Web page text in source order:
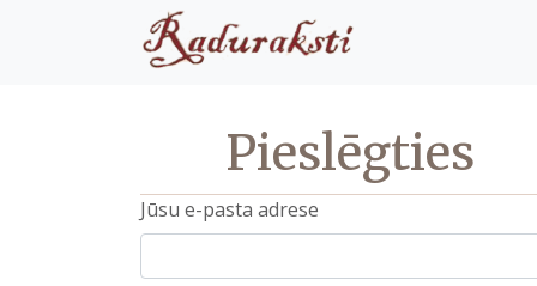
Pieslēgties
Jūsu e-pasta adrese